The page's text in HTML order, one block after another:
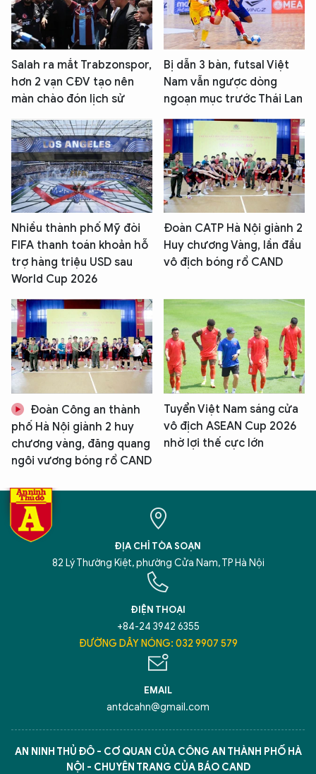
Salah ra mắt Trabzonspor,
hơn 2 vạn CĐV tạo nên
màn chào đón lịch sử
Bị dẫn 3 bàn, futsal Việt
Nam vẫn ngược dòng
ngoạn mục trước Thái Lan
Nhiều thành phố Mỹ đòi
FIFA thanh toán khoản hỗ
trợ hàng triệu USD sau
World Cup 2026
Đoàn CATP Hà Nội giành 2
Huy chương Vàng, lần đầu
vô địch bóng rổ CAND
Đoàn Công an thành
phố Hà Nội giành 2 huy
chương vàng, đăng quang
ngôi vương bóng rổ CAND
Tuyển Việt Nam sáng cửa
vô địch ASEAN Cup 2026
nhờ lợi thế cực lớn
ĐỊA CHỈ TÒA SOẠN
82 Lý Thường Kiệt, phường Cửa Nam, TP Hà Nội
ĐIỆN THOẠI
+84-24 3942 6355
ĐƯỜNG DÂY NÓNG: 032 9907 579
EMAIL
antdcahn@gmail.com
AN NINH THỦ ĐÔ - CƠ QUAN CỦA CÔNG AN THÀNH PHỐ HÀ
NỘI - CHUYÊN TRANG CỦA BÁO CAND